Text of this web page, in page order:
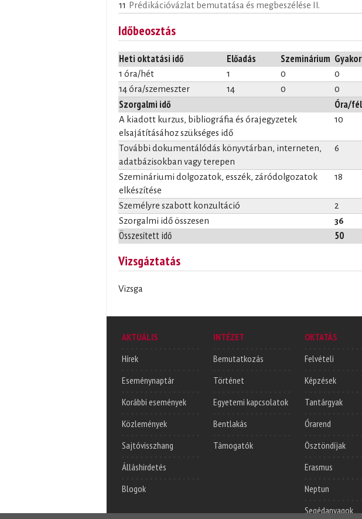
11
Prédikációvázlat bemutatása és megbeszélése II.
Időbeosztás
Heti oktatási idő Előadás Szeminárium
1 óra/hét 1 0
0
14 óra/szemeszter
14 0 0
Szorgalmi idő Óra/
Összesített idő 50
A kiadott kurzus, bibliográfia és órajegyzetek
elsajátításához szükséges idő
10
További dokumentálódás könyvtárban, interneten,
adatbázisokban vagy terepen
6
Szemináriumi dolgozatok, esszék, záródolgozatok
elkészítése
18
Személyre szabott konzultáció
2
Szorgalmi idő összesen
36
Vizsgáztatás
Vizsga
AKTUÁLIS
Hírek
Eseménynaptár
Korábbi események
Közlemények
Sajtóvisszhang
Álláshirdetés
Blogok
INTÉZET
Bemutatkozás
Történet
Egyetemi kapcsolatok
Bentlakás
Támogatók
OKTATÁS
Felvételi
Képzések
Tantárgyak
Órarend
Ösztöndíjak
Erasmus
Neptun
Segédanyagok